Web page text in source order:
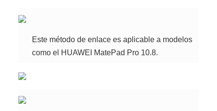
Este método de enlace es aplicable a modelos
como el HUAWEI MatePad Pro 10.8.